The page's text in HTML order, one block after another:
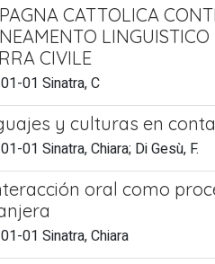
CATTOLICA
CIVILE
01 Sinatra, C
y culturas en
01 Sinatra, Chiara; Di Gesù, F.
oral como
01 Sinatra, Chiara